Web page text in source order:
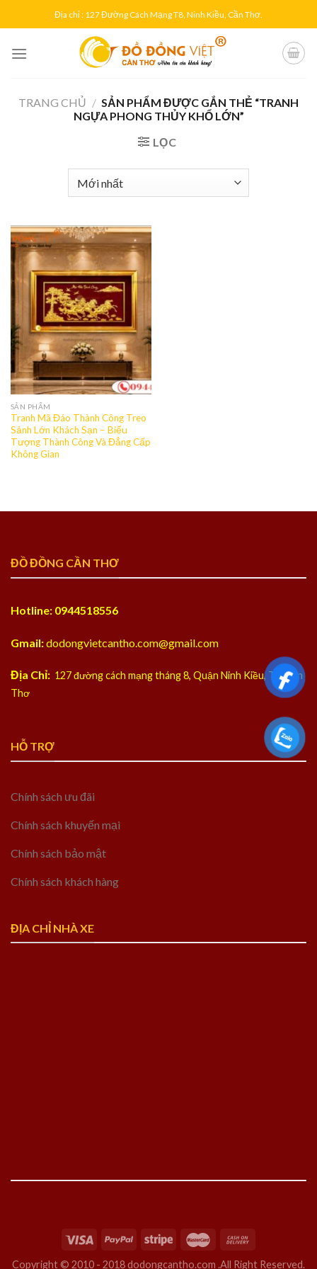
to
Địa chỉ : 127 Đường Cách Mạng T8, Ninh Kiều, Cần Thơ.
TRANG CHỦ / SẢN PHẨM ĐƯỢC GẮN THẺ “TRANH
NGỰA PHONG THỦY KHỔ LỚN”
LỌC
SẢN PHẨM
Tranh Mã Đáo Thành Công Treo
Sảnh Lớn Khách Sạn – Biểu
Tượng Thành Công Và Đẳng Cấp
Không Gian
ĐỒ ĐỒNG CẦN THƠ
Hotline: 0944518556
Gmail:dodongvietcantho.com@gmail.com
Địa Chỉ: 127 đường cách mạng tháng 8, Quận Ninh Kiều, TP Cần
Thơ
HỖ TRỢ
Chính sách ưu đãi
Chính sách khuyến mại
Chính sách bảo mật
Chính sách khách hàng
ĐỊA CHỈ NHÀ XE
Copyright © 2010 - 2018 dodongcantho.com .All Right Reserved.